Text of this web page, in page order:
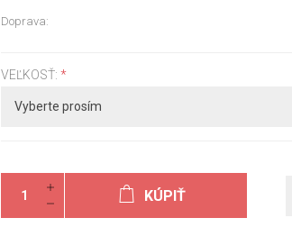
Doprava:
VEĽKOSŤ: *
KÚPIŤ